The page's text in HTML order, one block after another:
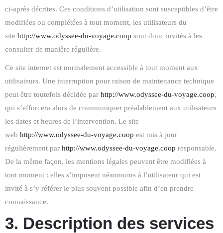
ci-après décrites. Ces conditions d’utilisation sont susceptibles d’être
modifiées ou complétées à tout moment, les utilisateurs du
site http://www.odyssee-du-voyage.coop sont donc invités à les
consulter de manière régulière.
Ce site internet est normalement accessible à tout moment aux
utilisateurs. Une interruption pour raison de maintenance technique
peut être toutefois décidée par http://www.odyssee-du-voyage.coop,
qui s’efforcera alors de communiquer préalablement aux utilisateurs
les dates et heures de l’intervention. Le site
web http://www.odyssee-du-voyage.coop est mis à jour
régulièrement par http://www.odyssee-du-voyage.coop responsable.
De la même façon, les mentions légales peuvent être modifiées à
tout moment : elles s’imposent néanmoins à l’utilisateur qui est
invité à s’y référer le plus souvent possible afin d’en prendre
connaissance.
3. Description des services